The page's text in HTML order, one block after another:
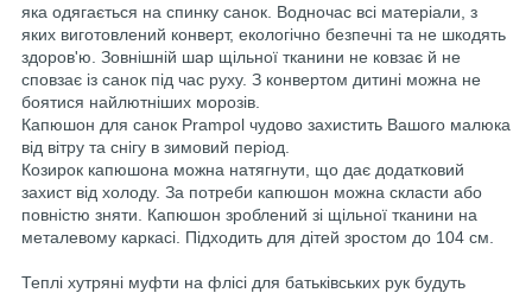
яка одягається на спинку санок. Водночас всі матеріали, з
яких виготовлений конверт, екологічно безпечні та не шкодять
здоров'ю. Зовнішній шар щільної тканини не ковзає й не
сповзає із санок під час руху. З конвертом дитині можна не
боятися найлютніших морозів.
Капюшон для санок Prampol чудово захистить Вашого малюка
від вітру та снігу в зимовий період.
Козирок капюшона можна натягнути, що дає додатковий
захист від холоду. За потреби капюшон можна скласти або
повністю зняти. Капюшон зроблений зі щільної тканини на
металевому каркасі. Підходить для дітей зростом до 104 см.
Теплі хутряні муфти на флісі для батьківських рук будуть